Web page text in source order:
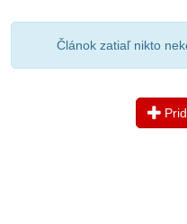
Článok zatiaľ nikto